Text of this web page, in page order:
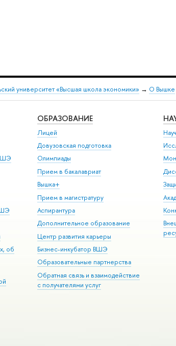
университет «Высшая школа экономики» → О Вышке
об
ОБРАЗОВАНИЕ
Лицей
Довузовская подготовка
Олимпиады
Прием в бакалавриат
Вышка+
Прием в магистратуру
Аспирантура
Дополнительное образование
Центр развития карьеры
Бизнес-инкубатор ВШЭ
Образовательные партнерства
Обратная связь и взаимодействие
с получателями услуг